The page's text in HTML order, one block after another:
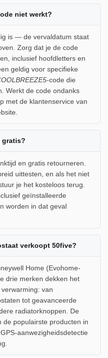
niet werkt?
is — de vervaldatum staat
Zorg dat je de code
inclusief hoofdletters en
geldig voor specifieke
-code die
Werkt de code ondanks
met de klantenservice van
gratis?
en gratis retourneren.
uittesten, en als het niet
je het kosteloos terug.
geïnstalleerde
worden in dat geval
verkoopt 50five?
Home (Evohome-
drie merken dekken het
van
tot geavanceerde
radiatorknoppen. De
de populairste producten in
aanwezigheidsdetectie